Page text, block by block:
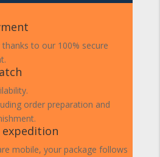
to our 100% secure
order preparation and
mobile, your package follows